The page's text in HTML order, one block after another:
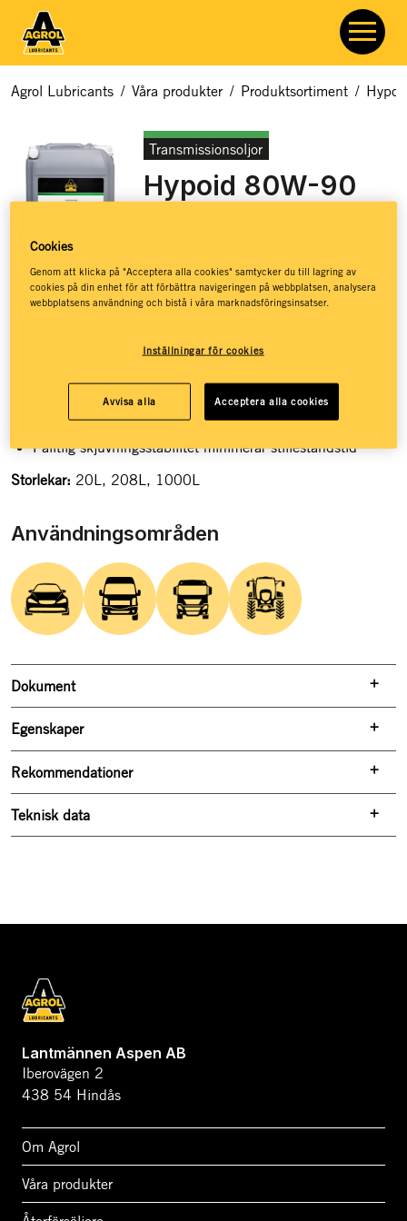
Agrol Lubricants / Våra produkter / Produktsortiment /
Transmissionsoljor
Hypoid 80W-90
Växellådsolja med viskositeten 80W-90. Utvecklad för
API GL-5
Goda köldegenskaper förenklar kallstarter
God oxidationsstabilitet minimerar underhållskostnader
Pålitlig skjuvningsstabilitet minimerar stilleståndstid
Storlekar: 20L, 208L, 1000L
Användningsområden
Dokument
Egenskaper
Rekommendationer
Teknisk data
Lantmännen Aspen AB
Iberovägen 2
438 54 Hindås
Om Agrol
Våra produkter
Cookies
Genom att klicka på "Acceptera alla cookies" samtycker du till lagring av
cookies på din enhet för att förbättra navigeringen på webbplatsen, analysera
webbplatsens användning och bistå i våra marknadsföringsinsatser.
Inställningar för cookies
Avvisa alla Acceptera alla cookies